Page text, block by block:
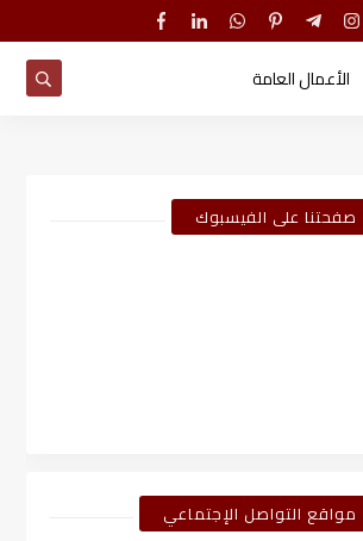
الأعمال العامة
صفحتنا على الفيسبوك
مواقع التواصل الإجتماعي